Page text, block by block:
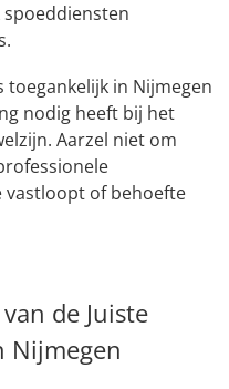
in Nijmegen
nodig heeft bij het
Aarzel niet om
vastloopt of behoefte
de Juiste
Nijmegen